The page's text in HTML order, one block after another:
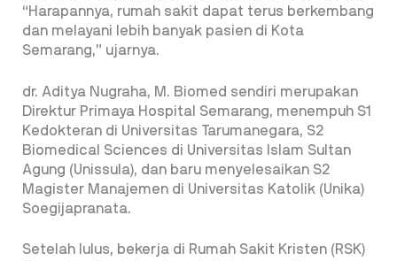
“Harapannya, rumah sakit dapat terus berkembang
dan melayani lebih banyak pasien di Kota
Semarang,” ujarnya.
dr. Aditya Nugraha, M. Biomed sendiri merupakan
Direktur Primaya Hospital Semarang, menempuh S1
Kedokteran di Universitas Tarumanegara, S2
Biomedical Sciences di Universitas Islam Sultan
Agung (Unissula), dan baru menyelesaikan S2
Magister Manajemen di Universitas Katolik (Unika)
Soegijapranata.
Setelah lulus, bekerja di Rumah Sakit Kristen (RSK)